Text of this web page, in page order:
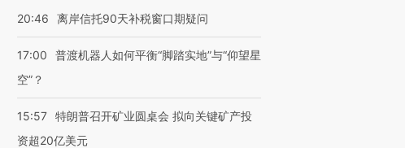
20:46 离岸信托90天补税窗口期疑问
17:00
普渡机器人如何平衡“脚踏实地”与“仰望星
空”？
15:57 特朗普召开矿业圆桌会 拟向关键矿产投
资超20亿美元